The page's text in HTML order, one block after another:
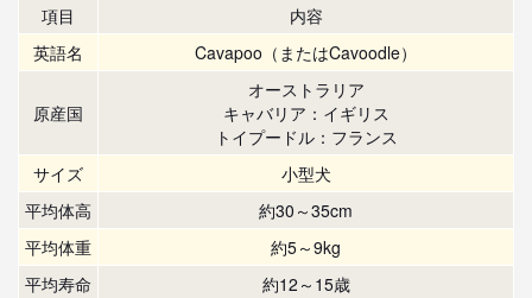
項目
内容
英語名
Cavapoo（またはCavoodle）
原産国
オーストラリア
キャバリア：イギリス
トイプードル：フランス
サイズ
小型犬
平均体高
約30～35cm
平均体重
約5～9kg
平均寿命
約12～15歳